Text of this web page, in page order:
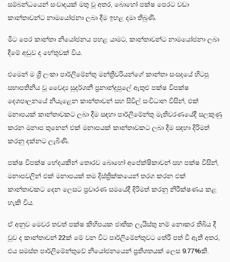
සම්බන්ධයෙන් සංවාදයක් මතු වූ අතර, බොහෝ පක්ෂ පෙරට වඩා
කාන්තාවන්ට නාමයෝජනා ලබා දීම ඉහළ දමා තිබුණි.
මීට පෙර කාන්තා නියෝජනය පහළ යාමට, කාන්තාවන්ට නාමයෝජනා ලබා
දීමේ අඩුව ද හේතුවක් විය.
එමෙන් ම ශ්‍රී ලංකා පාර්ලිමේන්තු මන්ත්‍රීවරියන්ගේ කාන්තා සංසදයේ හිටපු
සභාපතිනිය වූ වෛද්‍ය සුදර්ශනී ප්‍රනාන්දුපුලේ ඇතුළු පක්ෂ විපක්ෂ
දෙශපාලනයේ නියැළෙන කාන්තාවන් සහ සිවිල් සංවිධාන විසින්, එක්
මනාපයක් කාන්තාවකට ලබා දීම සඳහා පාර්ලිමේන්තු මැතිවරණයේදී සලකුණු
කරන මනාප තුනෙන් එක් මනාපයක් කාන්තාවකට ලබා දීම සඳහා දිරිමත්
කරනු දක්නට ලැබිණි.
පක්ෂ විපක්ෂ භේදයකින් තොරව බොහෝ අපේක්ෂිකාවන් සහ පක්ෂ විසින්,
මනාපවලින් එක් මනාපයක් තම දිස්ත්‍රික්කයෙන් තරග කරන එක්
කාන්තාවකට දෙන ලෙසට ප්‍රචාරණ සමයේදී දිරිමත් කරනු නිරීක්ෂණය කළ
හැකි විය.
ඒ අනුව මෙවර තවත් පක්ෂ කිහිපයක ජාතික ලැයිස්තු නම් නොකර තිබිය දී
වුව ද කාන්තාවන් 22ක් මේ වන විට පාර්ලිමේන්තුවට තේරී පත් වී ඇති අතර,
එය සමස්ත පාර්ලිමේන්තුවේ නියෝජනයෙන් ප්‍රතිශතයක් ලෙස 9.77%කි.